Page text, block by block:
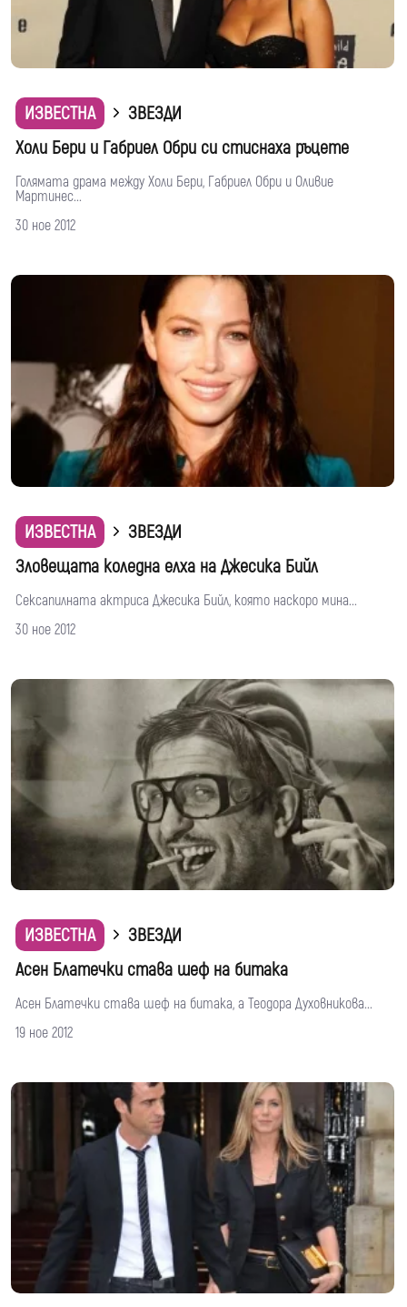
ИЗВЕСТНА
ЗВЕЗДИ
Холи Бери и Габриел Обри си стиснаха ръцете
Голямата драма между Холи Бери, Габриел Обри и Оливие
Мартинес...
30 ное 2012
ИЗВЕСТНА
ЗВЕЗДИ
Зловещата коледна елха на Джесика Бийл
Сексапилната актриса Джесика Бийл, която наскоро мина...
30 ное 2012
ИЗВЕСТНА
ЗВЕЗДИ
Асен Блатечки става шеф на битака
Асен Блатечки става шеф на битака, а Теодора Духовникова...
19 ное 2012